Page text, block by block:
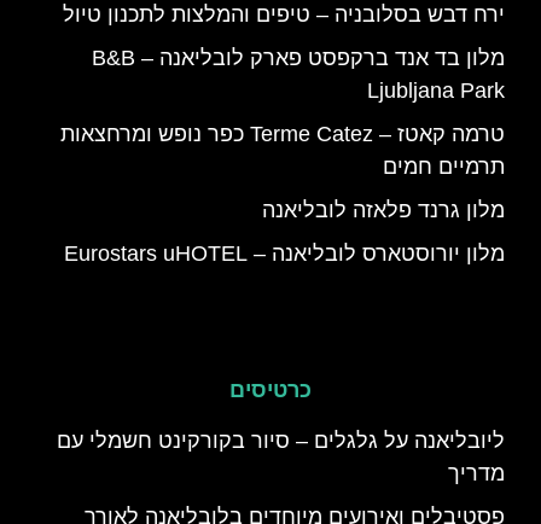
ירח דבש בסלובניה – טיפים והמלצות לתכנון טיול
מלון בד אנד ברקפסט פארק לובליאנה – B&B
Ljubljana Park
טרמה קאטז – Terme Catez כפר נופש ומרחצאות
תרמיים חמים
מלון גרנד פלאזה לובליאנה
מלון יורוסטארס לובליאנה – Eurostars uHOTEL
כרטיסים
ליובליאנה על גלגלים – סיור בקורקינט חשמלי עם
מדריך
פסטיבלים ואירועים מיוחדים בלובליאנה לאורך